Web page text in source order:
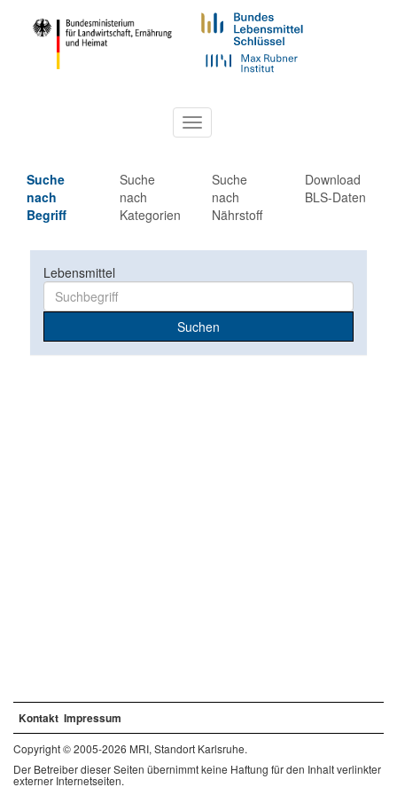
Toggle
navigation
Suche
nach
Begriff
Suche
nach
Kategorien
Suche
nach
Nährstoff
Download
BLS-Daten
Lebensmittel
Suchen
Kontakt Impressum
Copyright © 2005-2026 MRI, Standort Karlsruhe.
Der Betreiber dieser Seiten übernimmt keine Haftung für den Inhalt verlinkter
externer Internetseiten.